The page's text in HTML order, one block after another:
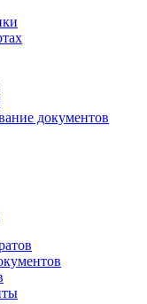
документов